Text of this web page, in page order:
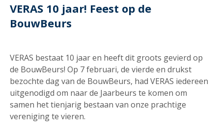
VERAS 10 jaar! Feest op de
BouwBeurs
VERAS bestaat 10 jaar en heeft dit groots gevierd op
de BouwBeurs! Op 7 februari, de vierde en drukst
bezochte dag van de BouwBeurs, had VERAS iedereen
uitgenodigd om naar de Jaarbeurs te komen om
samen het tienjarig bestaan van onze prachtige
vereniging te vieren.